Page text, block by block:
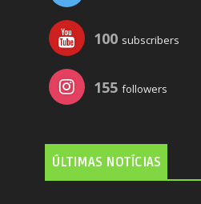
100 subscribers
155 followers
ÚLTIMAS NOTÍCIAS